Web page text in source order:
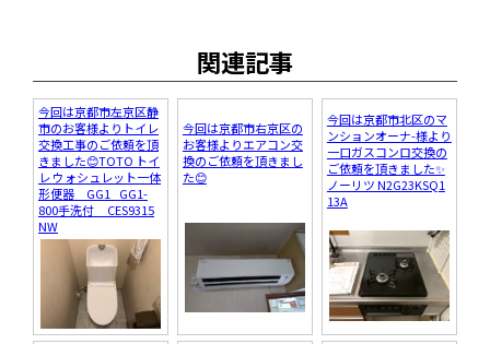
関連記事
今回は京都市左京区静
市のお客様よりトイレ
交換工事のご依頼を頂
きました😊TOTO トイ
レ ウォシュレット一体
形便器 GG1 GG1-
800手洗付 CES9315
NW
今回は京都市右京区の
お客様よりエアコン交
換のご依頼を頂きまし
た😊
今回は京都市北区のマ
ンションオーナ-様より
一口ガスコンロ交換の
ご依頼を頂きました✨
ノーリツ N2G23KSQ1
13A